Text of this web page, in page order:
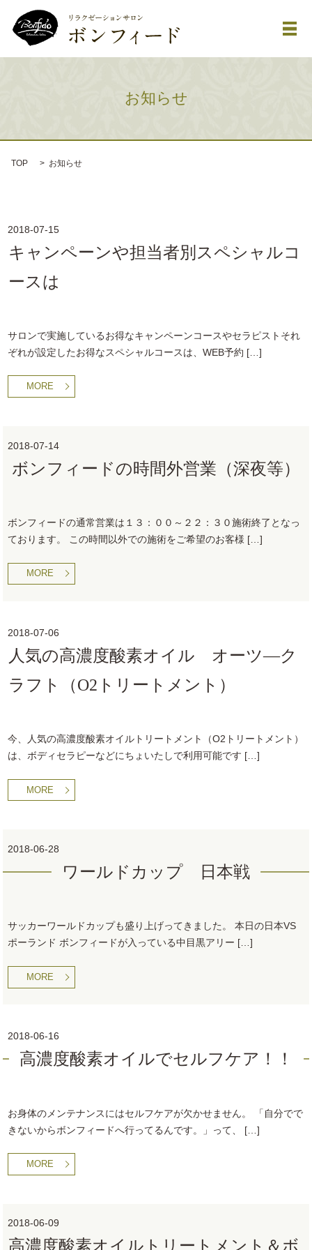
メ
お知らせ
TOP お知らせ
2018-07-15
キャンペーンや担当者別スペシャルコ
ースは
サロンで実施しているお得なキャンペーンコースやセラピストそれ
ぞれが設定したお得なスペシャルコースは、WEB予約 […]
MORE
2018-07-14
ボンフィードの時間外営業（深夜等）
ボンフィードの通常営業は１３：００～２２：３０施術終了となっ
ております。 この時間以外での施術をご希望のお客様 […]
MORE
2018-07-06
人気の高濃度酸素オイル オーツ―ク
ラフト（O2トリートメント）
今、人気の高濃度酸素オイルトリートメント（O2トリートメント）
は、ボディセラピーなどにちょいたしで利用可能です […]
MORE
2018-06-28
ワールドカップ 日本戦
サッカーワールドカップも盛り上げってきました。 本日の日本VS
ポーランド ボンフィードが入っている中目黒アリー […]
MORE
2018-06-16
高濃度酸素オイルでセルフケア！！
お身体のメンテナンスにはセルフケアが欠かせません。 「自分でで
きないからボンフィードへ行ってるんです。」って、 […]
MORE
2018-06-09
高濃度酸素オイルトリートメント＆ボ